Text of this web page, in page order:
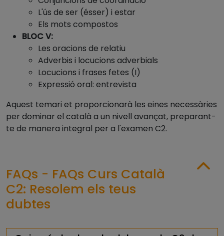
L'ús de ser (ésser) i estar
Els mots compostos
BLOC V:
Les oracions de relatiu
Adverbis i locucions adverbials
Locucions i frases fetes (I)
Expressió oral: entrevista
Aquest temari et proporcionarà les eines necessàries
per dominar el català a un nivell avançat, preparant-
te de manera integral per a l'examen C2.
FAQs - FAQs Curs Català
C2: Resolem els teus
dubtes